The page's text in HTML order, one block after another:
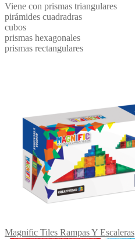
Viene con prismas triangulares
pirámides cuadradras
cubos
prismas hexagonales
prismas rectangulares
Magnific Tiles Rampas Y Escaleras